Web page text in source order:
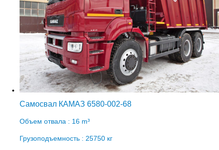
Самосвал КАМАЗ 6580-002-68
Объем отвала : 16 m³
Грузоподъемность : 25750 кг